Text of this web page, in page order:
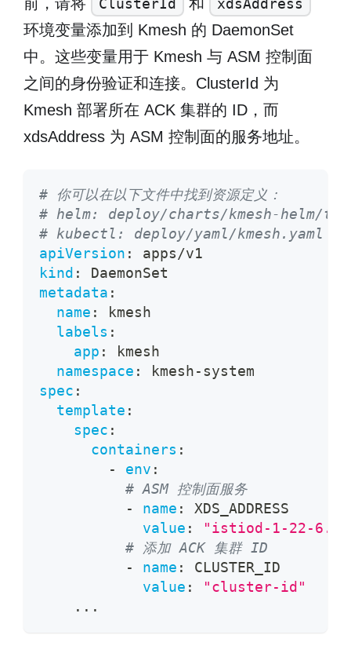
ClusterId xdsAddress
环境变量添加到 Kmesh 的 DaemonSet
中。这些变量用于 Kmesh 与 ASM 控制面
之间的身份验证和连接。ClusterId 为
Kmesh 部署所在 ACK 集群的 ID，而
xdsAddress 为 ASM 控制面的服务地址。
# 你可以在以下文件中找到资源定义：
# helm: deploy/charts/kmesh-helm/
# kubectl: deploy/yaml/kmesh.yaml
apiVersion :
apps/v1
kind :
DaemonSet
metadata :
name :
kmesh
labels :
app :
kmesh
namespace : kmesh - system
spec :
template :
spec :
containers :
-
env :
# ASM 控制面服务
-
name :
XDS_ADDRESS
value :
"istiod-1-22-
# 添加 ACK 集群 ID
-
name :
CLUSTER_ID
value :
"cluster-id"
...